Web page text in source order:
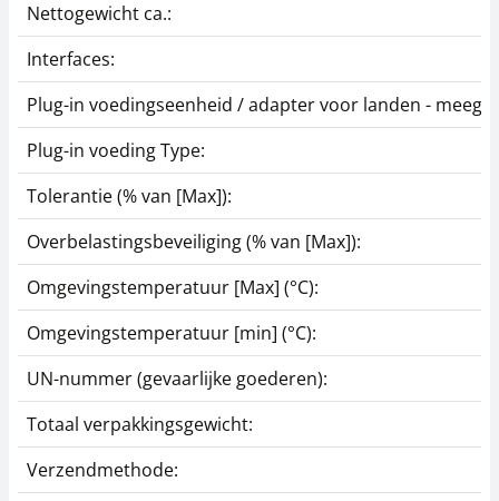
Huls SAUTER AFM 07
16,20 €
19,60 € incl. btw.
Nettogewicht ca.:
Interfaces:
Plug-in voedingseenheid / adapter voor landen -
Plug-in voeding Type:
Tolerantie (% van [Max]):
Overbelastingsbeveiliging (% van [Max]):
Omgevingstemperatuur [Max] (°C):
Omgevingstemperatuur [min] (°C):
UN-nummer (gevaarlijke goederen):
Totaal verpakkingsgewicht:
Verzendmethode: